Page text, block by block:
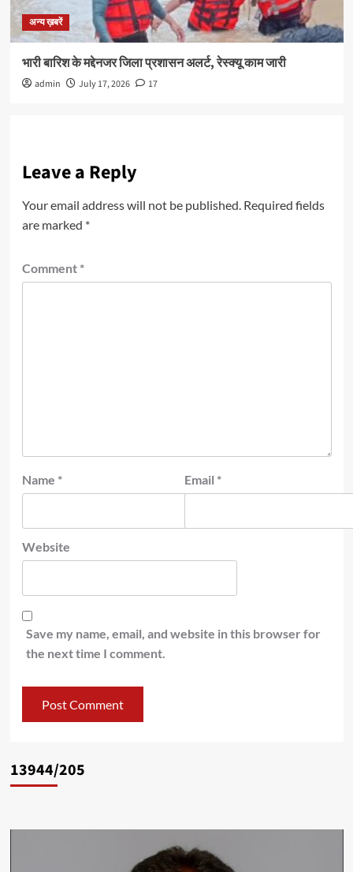
अन्य ख़बरें
भारी बारिश के मद्देनजर जिला प्रशासन अलर्ट, रेस्क्यू काम जारी
admin July 17, 2026 17
Leave a Reply
Your email address will not be published. Required fields
are marked *
Comment *
Name * Email *
Website
Save my name, email, and website in this browser for
the next time I comment.
13944/205